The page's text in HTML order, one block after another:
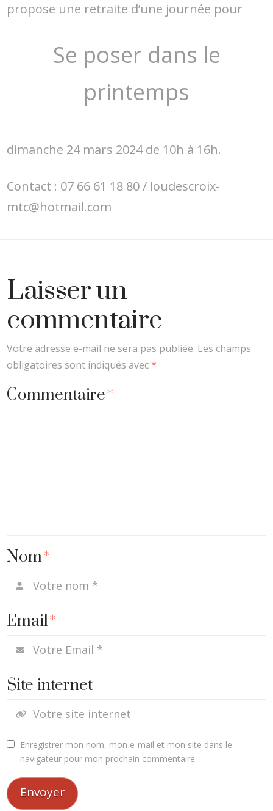
propose une retraite d’une journée pour
Se poser dans le
printemps
dimanche 24 mars 2024 de 10h à 16h.
Contact : 07 66 61 18 80 / loudescroix-
mtc@hotmail.com
Laisser un
commentaire
Votre adresse e-mail ne sera pas publiée. Les champs
obligatoires sont indiqués avec*
Commentaire*
Nom*
Email*
Site internet
Enregistrer mon nom, mon e-mail et mon site dans le
navigateur pour mon prochain commentaire.